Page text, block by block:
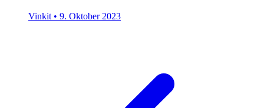
Vinkit • 9. Oktober 2023